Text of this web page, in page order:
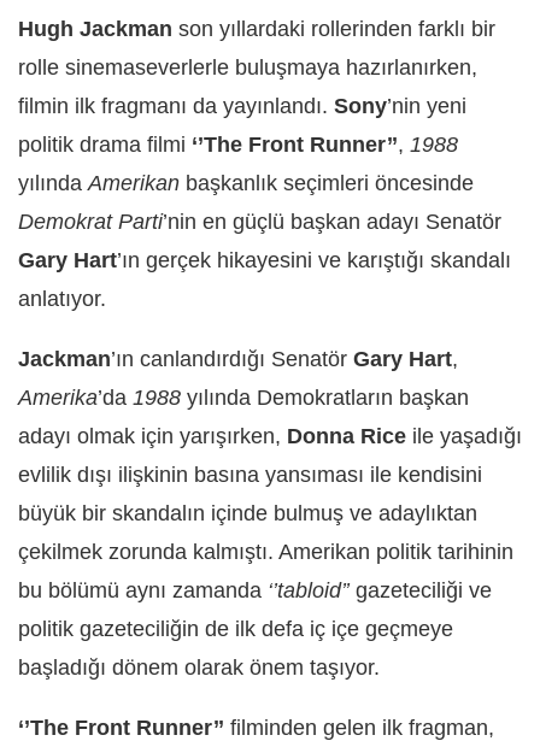
Hugh Jackman son yıllardaki rollerinden farklı bir
rolle sinemaseverlerle buluşmaya hazırlanırken,
filmin ilk fragmanı da yayınlandı. Sony’nin yeni
politik drama filmi ‘’The Front Runner’’, 1988
yılında Amerikan başkanlık seçimleri öncesinde
Demokrat Parti’nin en güçlü başkan adayı Senatör
Gary Hart’ın gerçek hikayesini ve karıştığı skandalı
anlatıyor.
Jackman’ın canlandırdığı Senatör Gary Hart,
Amerika’da 1988 yılında Demokratların başkan
adayı olmak için yarışırken, Donna Rice ile yaşadığı
evlilik dışı ilişkinin basına yansıması ile kendisini
büyük bir skandalın içinde bulmuş ve adaylıktan
çekilmek zorunda kalmıştı. Amerikan politik tarihinin
bu bölümü aynı zamanda ‘’tabloid’’gazeteciliği ve
politik gazeteciliğin de ilk defa iç içe geçmeye
başladığı dönem olarak önem taşıyor.
‘’The Front Runner’’ filminden gelen ilk fragman,